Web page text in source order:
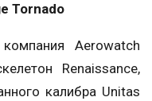
Tornado
Aerowatch
Renaissance,
калибра Unitas